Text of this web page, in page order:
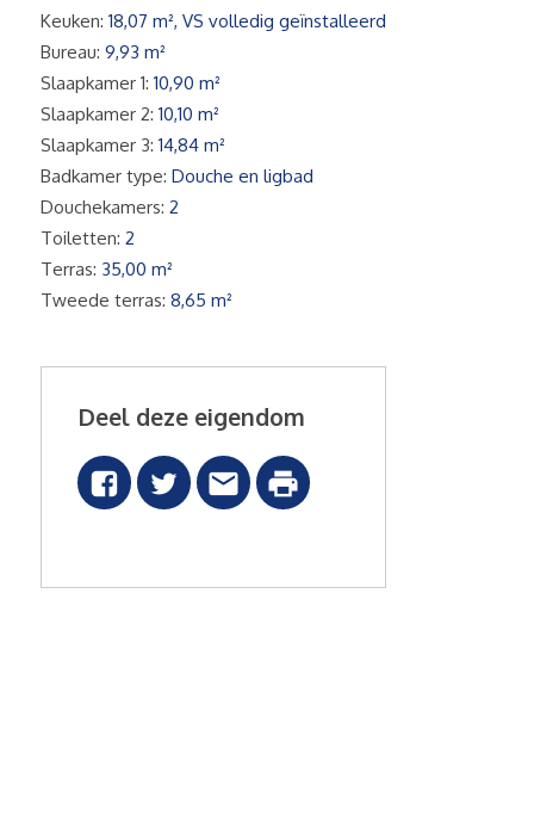
Deel deze eigendom
Keuken: 18,07 m², VS volledig geïnstalleerd
Bureau: 9,93 m²
Slaapkamer 1: 10,90 m²
Slaapkamer 2: 10,10 m²
Slaapkamer 3: 14,84 m²
Badkamer type: Douche en ligbad
Douchekamers: 2
Toiletten: 2
Terras: 35,00 m²
Tweede terras: 8,65 m²